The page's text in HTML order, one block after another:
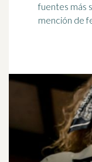
fuentes más
mención de